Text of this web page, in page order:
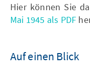
Hier können Sie
Mai 1945 als PDF
Auf einen Blick